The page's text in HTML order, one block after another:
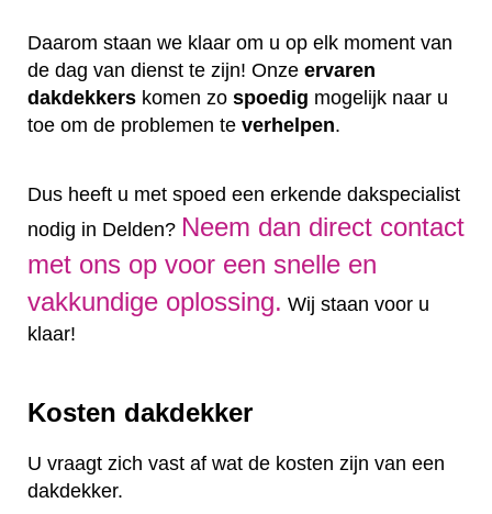
Daarom staan we klaar om u op elk moment van
de dag van dienst te zijn! Onze ervaren
dakdekkers komen zo spoedig mogelijk naar u
toe om de problemen te verhelpen.
Dus heeft u met spoed een erkende dakspecialist
nodig in Delden? Neem dan direct contact
met ons op voor een snelle en
vakkundige oplossing. Wij staan voor u
klaar!
Kosten dakdekker
U vraagt zich vast af wat de kosten zijn van een
dakdekker.